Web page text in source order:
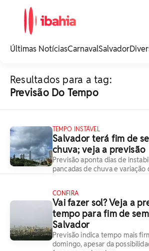
noticias e
Últimas NotíciasCarnavalSalvador
Resultados para a tag:
Previsão Do Tempo
TEMPO INSTÁVEL
Salvador terá fim de
chuva; veja a previsão
Previsão aponta dias de
pancadas de chuva e
CONFIRA
Vai fazer sol? Veja a
tempo para fim de
Salvador
Previsão indica tempo mais
domingo, apesar da